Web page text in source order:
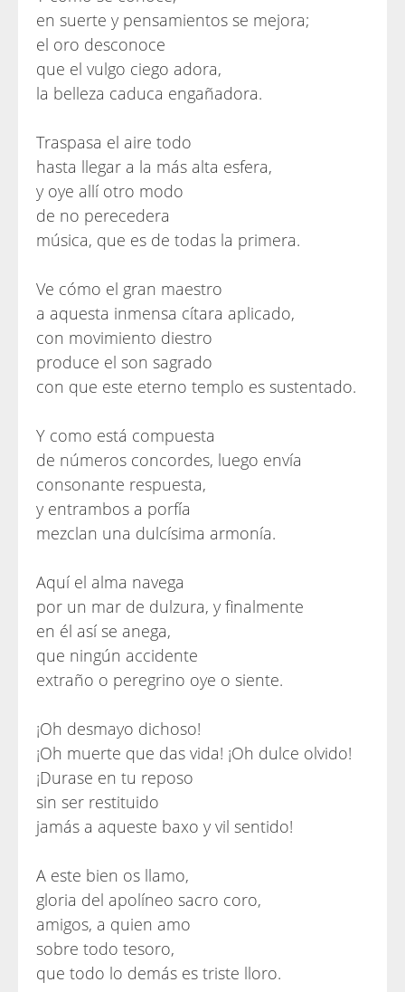
en suerte y pensamientos se mejora;
el oro desconoce
que el vulgo ciego adora,
la belleza caduca engañadora.
Traspasa el aire todo
hasta llegar a la más alta esfera,
y oye allí otro modo
de no perecedera
música, que es de todas la primera.
Ve cómo el gran maestro
a aquesta inmensa cítara aplicado,
con movimiento diestro
produce el son sagrado
con que este eterno templo es sustentado.
Y como está compuesta
de números concordes, luego envía
consonante respuesta,
y entrambos a porfía
mezclan una dulcísima armonía.
Aquí el alma navega
por un mar de dulzura, y finalmente
en él así se anega,
que ningún accidente
extraño o peregrino oye o siente.
¡Oh desmayo dichoso!
¡Oh muerte que das vida! ¡Oh dulce olvido!
¡Durase en tu reposo
sin ser restituido
jamás a aqueste baxo y vil sentido!
A este bien os llamo,
gloria del apolíneo sacro coro,
amigos, a quien amo
sobre todo tesoro,
que todo lo demás es triste lloro.